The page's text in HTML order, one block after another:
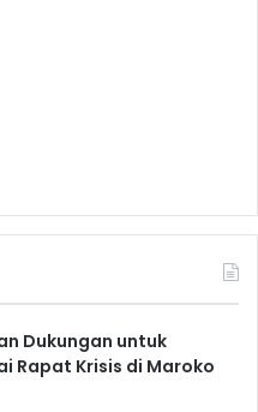
Dukungan untuk
Rapat Krisis di Maroko